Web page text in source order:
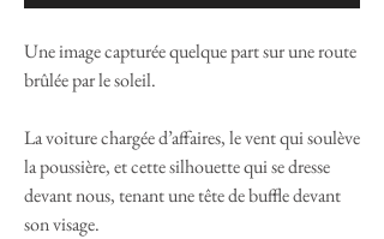
Une image capturée quelque part sur une route
brûlée par le soleil.
La voiture chargée d’affaires, le vent qui soulève
la poussière, et cette silhouette qui se dresse
devant nous, tenant une tête de buffle devant
son visage.